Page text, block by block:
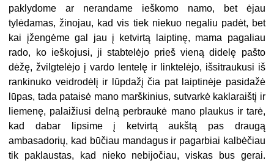
paklydome ar nerandame ieškomo namo, bet ėjau
tylėdamas, žinojau, kad vis tiek niekuo negaliu padėt, bet
kai įžengėme gal jau į ketvirtą laiptinę, mama pagaliau
rado, ko ieškojusi, ji stabtelėjo prieš vieną didelę pašto
dėžę, žvilgtelėjo į vardo lentelę ir linktelėjo, išsitraukusi iš
rankinuko veidrodėlį ir lūpdažį čia pat laiptinėje pasidažė
lūpas, tada pataisė mano marškinius, sutvarkė kaklaraištį ir
liemenę, palaižiusi delną perbraukė mano plaukus ir tarė,
kad dabar lipsime į ketvirtą aukštą pas draugą
ambasadorių, kad būčiau mandagus ir pagarbiai kalbėčiau
tik paklaustas, kad nieko nebijočiau, viskas bus gerai.